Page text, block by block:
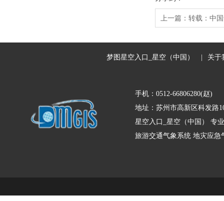
上一篇： 转载：中
梦图星空入口_星空（中国） 关于
手机：0512-66806280(赵)
地址：苏州市高新区科发路
星空入口_星空（中国） 专
旅游交通气象系统 地灾应急